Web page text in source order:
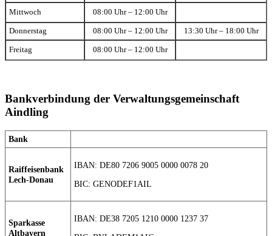
Mittwoch 08:00 Uhr – 12:00 Uhr
Donnerstag 08:00 Uhr – 12:00 Uhr 13:30 Uhr – 18:00 Uhr
Freitag 08:00 Uhr – 12:00 Uhr
Bankverbindung der Verwaltungsgemeinschaft
Aindling
Bank
Raiffeisenbank
Lech-Donau
IBAN: DE80 7206 9005 0000 0078 20
BIC: GENODEF1AIL
Sparkasse
Altbayern
IBAN: DE38 7205 1210 0000 1237 37